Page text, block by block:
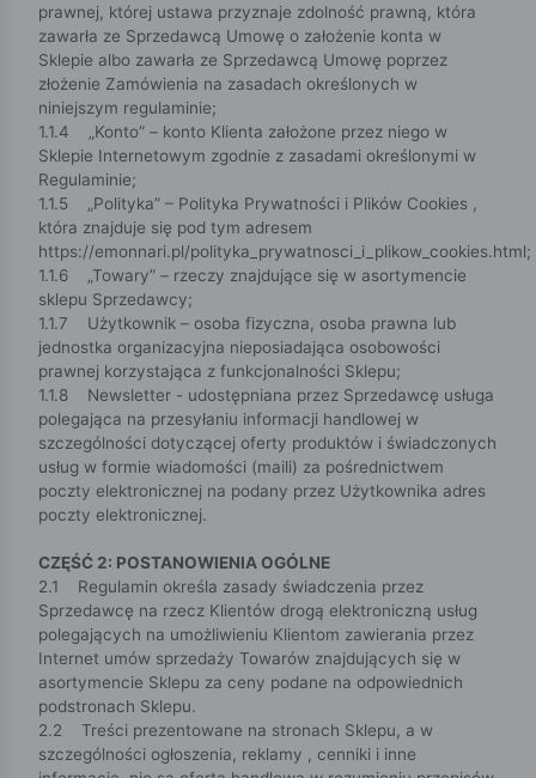
prawnej, której ustawa przyznaje zdolność prawną, która
zawarła ze Sprzedawcą Umowę o założenie konta w
Sklepie albo zawarła ze Sprzedawcą Umowę poprzez
złożenie Zamówienia na zasadach określonych w
niniejszym regulaminie;
1.1.4 „Konto” – konto Klienta założone przez niego w
Sklepie Internetowym zgodnie z zasadami określonymi w
Regulaminie;
1.1.5 „Polityka” – Polityka Prywatności i Plików Cookies ,
która znajduje się pod tym adresem
https://emonnari.pl/polityka_prywatnosci_i_plikow_cookies.html;
1.1.6 „Towary” – rzeczy znajdujące się w asortymencie
sklepu Sprzedawcy;
1.1.7 Użytkownik – osoba fizyczna, osoba prawna lub
jednostka organizacyjna nieposiadająca osobowości
prawnej korzystająca z funkcjonalności Sklepu;
1.1.8 Newsletter - udostępniana przez Sprzedawcę usługa
polegająca na przesyłaniu informacji handlowej w
szczególności dotyczącej oferty produktów i świadczonych
usług w formie wiadomości (maili) za pośrednictwem
poczty elektronicznej na podany przez Użytkownika adres
poczty elektronicznej.
CZĘŚĆ 2: POSTANOWIENIA OGÓLNE
2.1 Regulamin określa zasady świadczenia przez
Sprzedawcę na rzecz Klientów drogą elektroniczną usług
polegających na umożliwieniu Klientom zawierania przez
Internet umów sprzedaży Towarów znajdujących się w
asortymencie Sklepu za ceny podane na odpowiednich
podstronach Sklepu.
2.2 Treści prezentowane na stronach Sklepu, a w
szczególności ogłoszenia, reklamy , cenniki i inne